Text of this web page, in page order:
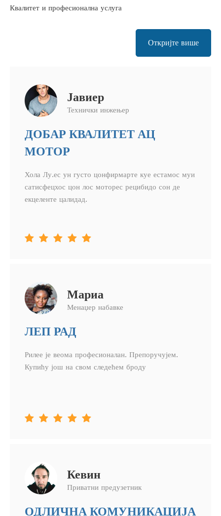
Квалитет и професионална услуга
Откријте више
Јавиер
Технички инжењер
ДОБАР КВАЛИТЕТ АЦ
МОТОР
Хола Лу.ес ун густо цонфирмарте куе естамос муи
сатисфецхос цон лос моторес рецибидо сон де
екцеленте цалидад.
    
Мариа
Менаџер набавке
ЛЕП РАД
Рилее је веома професионалан. Препоручујем.
Купићу још на свом следећем броду
    
Кевин
Приватни предузетник
ОДЛИЧНА КОМУНИКАЦИЈА